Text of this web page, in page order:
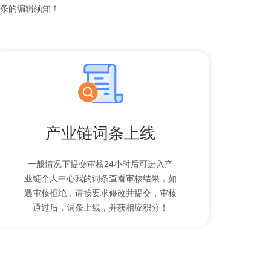
的编辑须知！
产业链词条上线
一般情况下提交审核24小时后可进入产
业链个人中心我的词条查看审核结果，如
遇审核拒绝，请按要求修改并提交，审核
通过后，词条上线，并获相应积分！